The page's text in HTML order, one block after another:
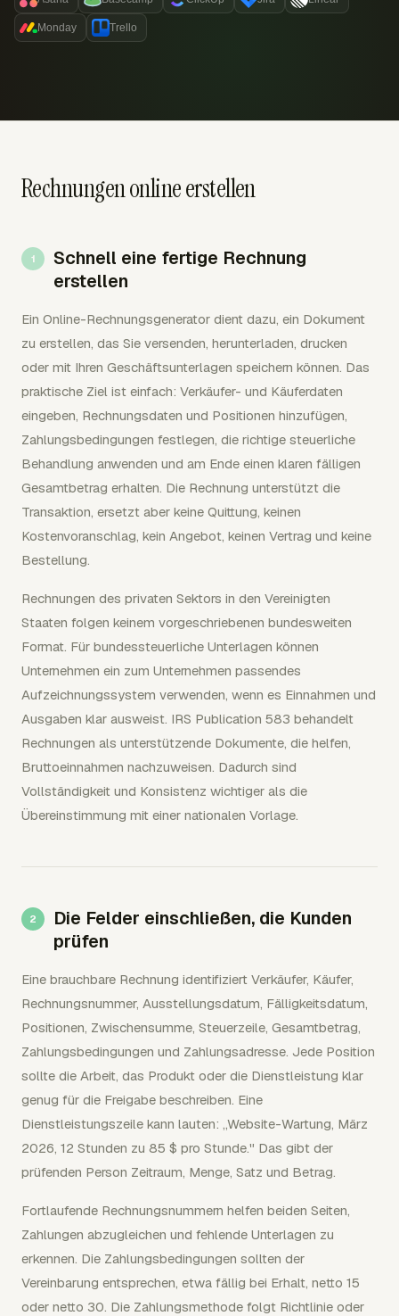
Monday Trello
Rechnungen online erstellen
Schnell eine fertige Rechnung
erstellen
Ein Online-Rechnungsgenerator dient dazu, ein Dokument
zu erstellen, das Sie versenden, herunterladen, drucken
oder mit Ihren Geschäftsunterlagen speichern können. Das
praktische Ziel ist einfach: Verkäufer- und Käuferdaten
eingeben, Rechnungsdaten und Positionen hinzufügen,
Zahlungsbedingungen festlegen, die richtige steuerliche
Behandlung anwenden und am Ende einen klaren fälligen
Gesamtbetrag erhalten. Die Rechnung unterstützt die
Transaktion, ersetzt aber keine Quittung, keinen
Kostenvoranschlag, kein Angebot, keinen Vertrag und keine
Bestellung.
Rechnungen des privaten Sektors in den Vereinigten
Staaten folgen keinem vorgeschriebenen bundesweiten
Format. Für bundessteuerliche Unterlagen können
Unternehmen ein zum Unternehmen passendes
Aufzeichnungssystem verwenden, wenn es Einnahmen und
Ausgaben klar ausweist. IRS Publication 583 behandelt
Rechnungen als unterstützende Dokumente, die helfen,
Bruttoeinnahmen nachzuweisen. Dadurch sind
Vollständigkeit und Konsistenz wichtiger als die
Übereinstimmung mit einer nationalen Vorlage.
Die Felder einschließen, die Kunden
prüfen
Eine brauchbare Rechnung identifiziert Verkäufer, Käufer,
Rechnungsnummer, Ausstellungsdatum, Fälligkeitsdatum,
Positionen, Zwischensumme, Steuerzeile, Gesamtbetrag,
Zahlungsbedingungen und Zahlungsadresse. Jede Position
sollte die Arbeit, das Produkt oder die Dienstleistung klar
genug für die Freigabe beschreiben. Eine
Dienstleistungszeile kann lauten: „Website-Wartung, März
2026, 12 Stunden zu 85 $ pro Stunde." Das gibt der
prüfenden Person Zeitraum, Menge, Satz und Betrag.
Fortlaufende Rechnungsnummern helfen beiden Seiten,
Zahlungen abzugleichen und fehlende Unterlagen zu
erkennen. Die Zahlungsbedingungen sollten der
Vereinbarung entsprechen, etwa fällig bei Erhalt, netto 15
oder netto 30. Die Zahlungsmethode folgt Richtlinie oder